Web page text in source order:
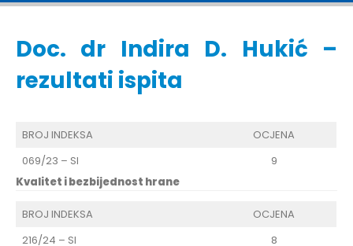
Doc. dr Indira D. Hukić –
rezultati ispita
BROJ INDEKSA
OCJENA
069/23 – SI
9
Kvalitet i bezbijednost hrane
BROJ INDEKSA
OCJENA
216/24 – SI
8